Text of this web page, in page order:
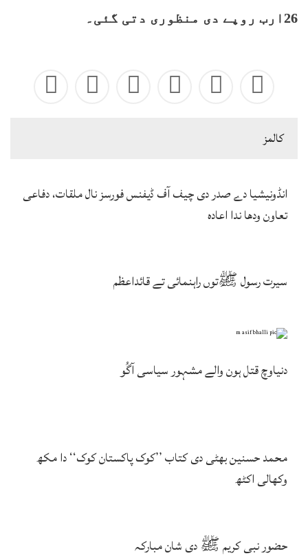
26ارب روپے دی منظوری دتی گئی۔
كالمز
انڈونیشیا دے صدر دی چیف آف ڈیفنس فورسز نال ملقات، دفاعی
تعاون ودھا ندا اعادہ
سیرت رسول ﷺتوں راہنمائی تے قائداعظم
دنیاوچ قتل ہون والے مشہور سیاسی آگُو
محمد حسنین بھٹی دی کتاب ’’کوک پاکستان کوک‘‘ دا مکھ
وکھالی اکٹھ
حضور نبی کریم ﷺ دی شان مبارکہ